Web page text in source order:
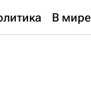
В мире